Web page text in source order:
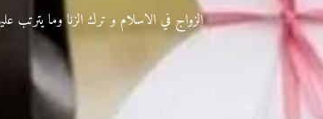
الزواج في الاسلام و ترك الزنا وما يترتب